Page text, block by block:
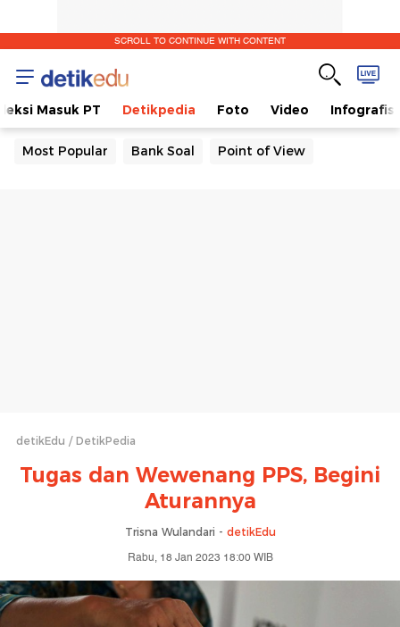
SCROLL TO CONTINUE WITH CONTENT
Masuk PT Detikpedia Foto Video Infografis
Most Popular Bank Soal Point of View
detikEdu DetikPedia
Tugas dan Wewenang PPS, Begini
Aturannya
Trisna Wulandari - detikEdu
Rabu, 18 Jan 2023 18:00 WIB